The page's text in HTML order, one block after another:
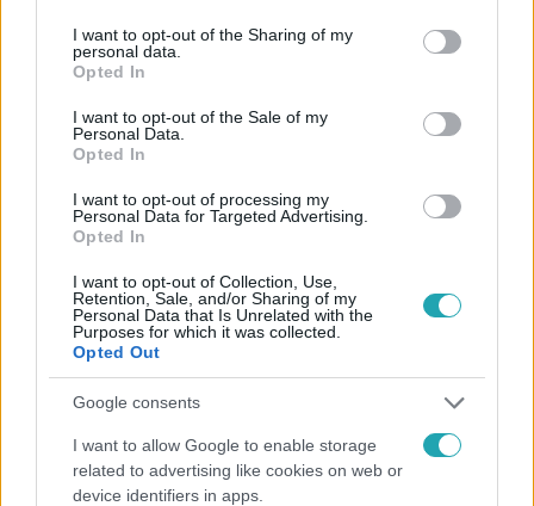
not limited to your visit or usage behaviour. You may click to
grant or deny consent to Google and its third-party tags to
use your data for below specified purposes in below Google
consent section.
I want to opt-out of the Sharing of my
personal data.
Opted In
I want to opt-out of the Sale of my
Personal Data.
Opted In
I want to opt-out of processing my
Personal Data for Targeted Advertising.
Opted In
I want to opt-out of Collection, Use,
Retention, Sale, and/or Sharing of my
Personal Data that Is Unrelated with the
Purposes for which it was collected.
Opted Out
Google consents
I want to allow Google to enable storage
related to advertising like cookies on web or
device identifiers in apps.
Kövess minket, és értesülj a friss hírekről a
HÍRADÓ #VIDEÓ #ADÁSRÉSZLETEK POLITIKA
TOP HÍREK #
KATOLIKUS #VALLÁS
PLÉBÁNOS